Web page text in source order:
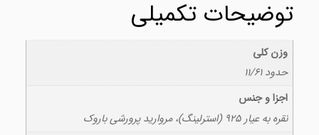
توضیحات تکمیلی
وزن کلی
حدود 11/61
اجزا و جنس
نقره به عیار 925 (استرلینگ)، مروارید پرورشی باروک